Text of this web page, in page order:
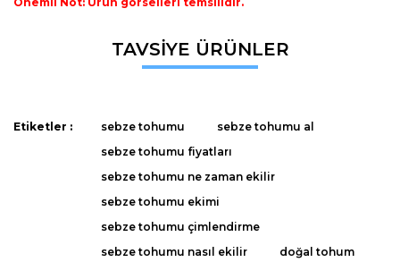
Bu ürüne ilk yorumu siz yapın!
Yorum Yaz
Bu ürünün fiyat bilgisi, resim, ürün açıklamalarında ve diğer
konularda yetersiz gördüğünüz noktaları öneri formunu
Bu ürüne benzer farklı alternatifler olmalı.
TAVSİYE ÜRÜNLER
Etiketler : sebze tohumu
sebze tohumu al
sebze tohumu fiyatları
sebze tohumu ne zaman ekilir
sebze tohumu ekimi
sebze tohumu çimlendirme
sebze tohumu nasıl ekilir
doğal tohum